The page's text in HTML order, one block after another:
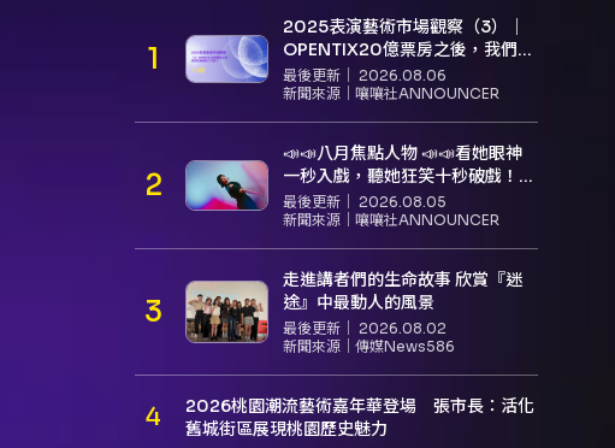
2025表演藝術市場觀察（3）｜
OPENTIX20億票房之後，我們到
底看見了什麼？
最後更新｜ 2026.08.06
新聞來源｜ 嚷嚷社ANNOUNCER
📣📣八月焦點人物 📣📣看她眼神
一秒入戲，聽她狂笑十秒破戲！
孝女宋國珍 v.s. 笑女張擎佳：本是
同根生，相約壓車別太急
最後更新｜ 2026.08.05
新聞來源｜ 嚷嚷社ANNOUNCER
走進講者們的生命故事 欣賞『迷
途』中最動人的風景
最後更新｜ 2026.08.02
新聞來源｜ 傳媒News586
2026桃園潮流藝術嘉年華登場 張市長：活化
舊城街區展現桃園歷史魅力